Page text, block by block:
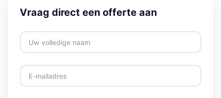
Vraag direct een offerte aan